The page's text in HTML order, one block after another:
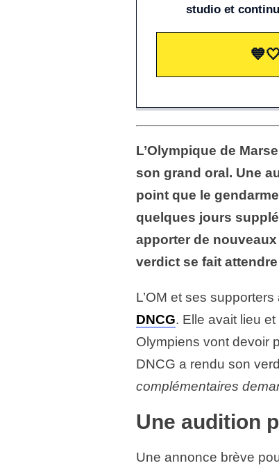
studio et
L’Olympique de
son grand oral. Une
point que le
quelques jours
apporter de
verdict se fait
L’OM et ses
DNCG. Elle avait lieu
Olympiens vont devoir
DNCG a rendu son
complémentaires
Une audition
Une annonce brève